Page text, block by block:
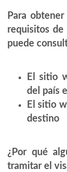
Para
requisitos de
puede
El sitio
del país
El sitio
destino
¿Por qué
tramitar el